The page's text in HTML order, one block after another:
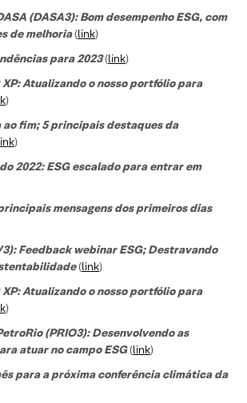
(DASA3): Bom desempenho ESG, com
de melhoria(link)
para 2023(link)
Atualizando o nosso portfólio para
)
ao fim; 5 principais destaques da
)
2022: ESG escalado para entrar em
mensagens dos primeiros dias
Feedback webinar ESG; Destravando
(link)
Atualizando o nosso portfólio para
)
(PRIO3): Desenvolvendo as
atuar no campo ESG(link)
para a próxima conferência climática da